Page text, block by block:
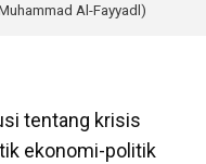
Al-Fayyadl)
tentang krisis
ekonomi-politik